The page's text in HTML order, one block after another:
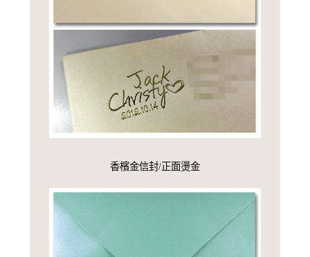
香檳金信封/正面燙金